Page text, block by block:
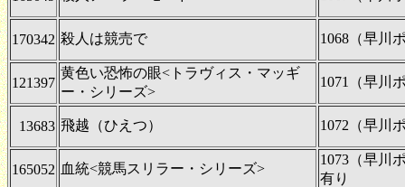
170342 殺人は競売で 1068（早川
121397
黄色い恐怖の眼<トラヴィス・マッギ
ー・シリーズ>
1071（早川
13683 飛越（ひえつ） 1072（早川
165052 血統<競馬スリラー・シリーズ>
1073（早川
有り